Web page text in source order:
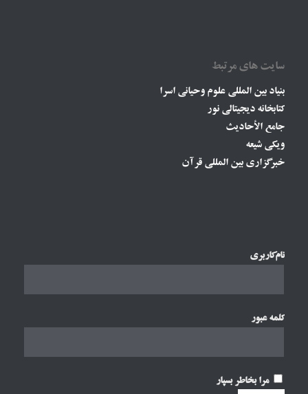
سایت های مرتبط
بنیاد بین المللی علوم وحیانی اسرا
کتابخانه دیجیتالی نور
جامع الأحادیث
ویکی شیعه
خبرگزاری بین المللی قرآن
نام‌کاربری
کلمه عبور
مرا بخاطر بسپار